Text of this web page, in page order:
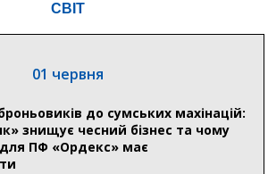
04 серпня
Сумщини спрямував 0,2 млрд грн
виплати та підтримку
СВІТ
01 червня
до сумських махінацій:
знищує чесний бізнес та чому
ПФ «Ордекс» має